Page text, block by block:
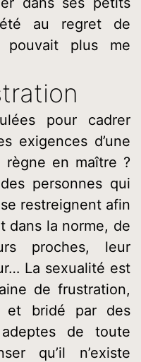
au regret de
pouvait plus me
pour cadrer
exigences d’une
en maître ?
personnes qui
restreignent afin
dans la norme, de
proches, leur
La sexualité est
de frustration,
bridé par des
de toute
qu’il n’existe